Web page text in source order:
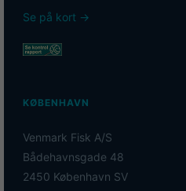
Se på kort →
KØBENHAVN
Venmark Fisk A/S
Bådehavnsgade 48
2450 København SV